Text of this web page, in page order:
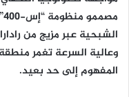
الشبحية عبر مزيج من
وعالية السرعة تغمر
المفهوم إلى حد بعيد.